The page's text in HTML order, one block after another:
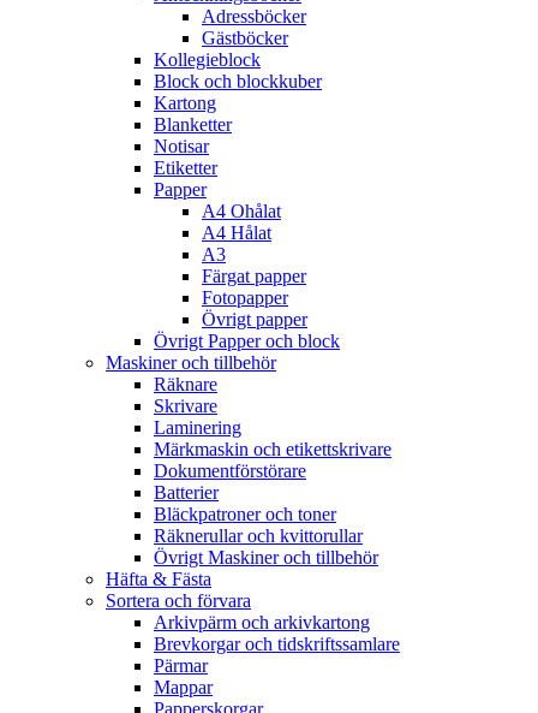
Adressböcker
Gästböcker
Kollegieblock
Block och blockkuber
Kartong
Blanketter
Notisar
Etiketter
Papper
A4 Ohålat
A4 Hålat
A3
Färgat papper
Fotopapper
Övrigt papper
Övrigt Papper och block
Maskiner och tillbehör
Räknare
Skrivare
Laminering
Märkmaskin och etikettskrivare
Dokumentförstörare
Batterier
Bläckpatroner och toner
Räknerullar och kvittorullar
Övrigt Maskiner och tillbehör
Häfta & Fästa
Sortera och förvara
Arkivpärm och arkivkartong
Brevkorgar och tidskriftssamlare
Pärmar
Mappar
Papperskorgar